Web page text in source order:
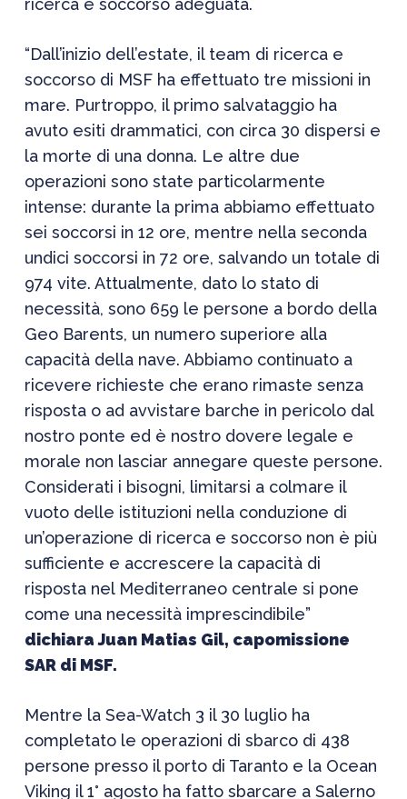
ricerca e soccorso adeguata.
“Dall’inizio dell’estate, il team di ricerca e
soccorso di MSF ha effettuato tre missioni in
mare. Purtroppo, il primo salvataggio ha
avuto esiti drammatici, con circa 30 dispersi e
la morte di una donna. Le altre due
operazioni sono state particolarmente
intense: durante la prima abbiamo effettuato
sei soccorsi in 12 ore, mentre nella seconda
undici soccorsi in 72 ore, salvando un totale di
974 vite. Attualmente, dato lo stato di
necessità, sono 659 le persone a bordo della
Geo Barents, un numero superiore alla
capacità della nave. Abbiamo continuato a
ricevere richieste che erano rimaste senza
risposta o ad avvistare barche in pericolo dal
nostro ponte ed è nostro dovere legale e
morale non lasciar annegare queste persone.
Considerati i bisogni, limitarsi a colmare il
vuoto delle istituzioni nella conduzione di
un’operazione di ricerca e soccorso non è più
sufficiente e accrescere la capacità di
risposta nel Mediterraneo centrale si pone
come una necessità imprescindibile”
dichiara Juan Matias Gil, capomissione
SAR di MSF.
Mentre la Sea-Watch 3 il 30 luglio ha
completato le operazioni di sbarco di 438
persone presso il porto di Taranto e la Ocean
Viking il 1° agosto ha fatto sbarcare a Salerno